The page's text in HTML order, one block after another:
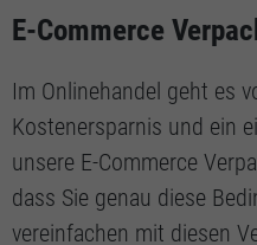
E-Commerce
Im Onlinehandel geht es
Kostenersparnis und ein
unsere E-Commerce
dass Sie genau diese
vereinfachen mit diesen